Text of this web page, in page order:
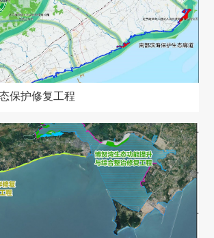
保护修复工程
保护修复工程